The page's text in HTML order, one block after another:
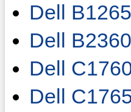
Dell
Dell
Dell
Dell